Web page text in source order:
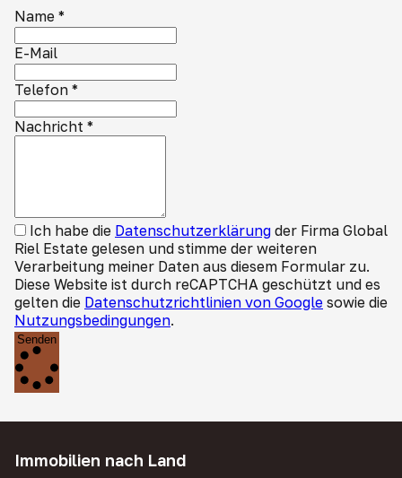
Name *
E-Mail
Telefon *
Nachricht *
Ich habe die Datenschutzerklärung der Firma Global
Riel Estate gelesen und stimme der weiteren
Verarbeitung meiner Daten aus diesem Formular zu.
Diese Website ist durch reCAPTCHA geschützt und es
gelten die Datenschutzrichtlinien von Google sowie die
Nutzungsbedingungen.
Senden
Immobilien nach Land